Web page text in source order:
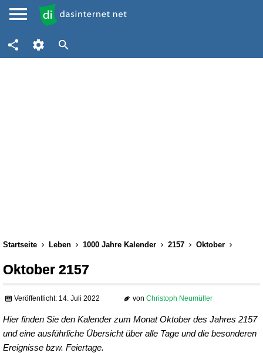
Startseite Leben 1000 Jahre Kalender 2157 Oktober
Oktober 2157
Veröffentlicht: 14. Juli 2022 von Christoph Neumüller
Hier finden Sie den Kalender zum Monat Oktober des Jahres 2157
und eine ausführliche Übersicht über alle Tage und die besonderen
Ereignisse bzw. Feiertage.